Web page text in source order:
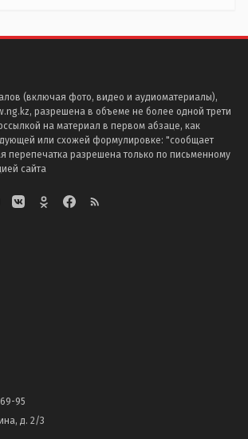
(включая фото, видео и аудиоматериалы),
разрешена в объеме не более одной трети
на материал в первом абзаце, как
или схожей формулировке: "сообщает
перепечатка разрешена только по письменному
сайта
69-95
д. 2/3